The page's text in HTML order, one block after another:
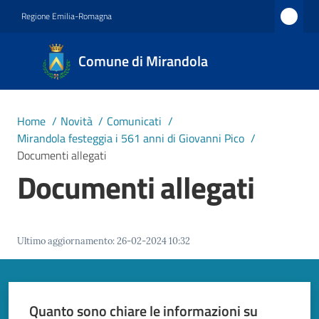
Regione Emilia-Romagna
Comune di Mirandola
Comune
di
Mirandola
1597
Amministrazione
Menu selezionato
Servizi
Vivere
Home / Novità / Comunicati /
Mirandola festeggia i 561 anni di Giovanni Pico /
Documenti allegati
Documenti allegati
Ultimo aggiornamento:26-02-2024 10:32
Quanto sono chiare le informazioni su